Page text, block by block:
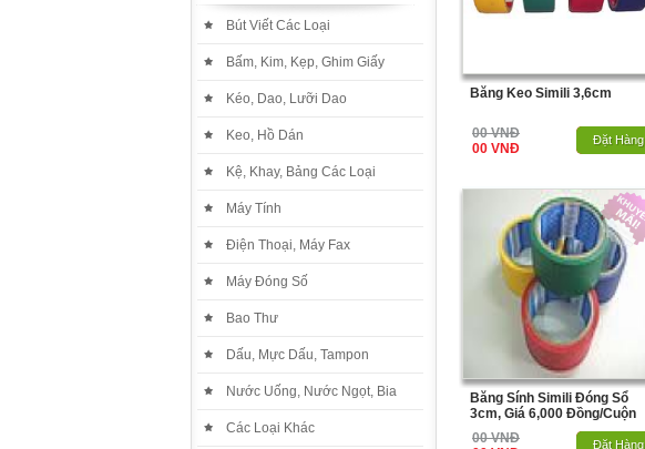
Bút Viết Các Loại
Bấm, Kim, Kẹp, Ghim Giấy
Kéo, Dao, Lưỡi Dao
Keo, Hồ Dán
Kệ, Khay, Bảng Các Loại
Máy Tính
Điện Thoại, Máy Fax
Máy Đóng Số
Bao Thư
Dấu, Mực Dấu, Tampon
Nước Uống, Nước Ngọt, Bia
Các Loại Khác
Băng Keo Simili 3,6cm
00 VNĐ
00 VNĐ
Hết Hàng
Đặt Hàng
Băng Sính Simili Đóng Sổ
3cm, Giá 6,000 Đồng/cuộn
00 VNĐ
Hết Hàng
Đặt Hàng